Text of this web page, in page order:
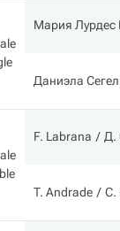
Мария Лурдес
Даниэла
F. Labrana Д.
T. Andrade C.